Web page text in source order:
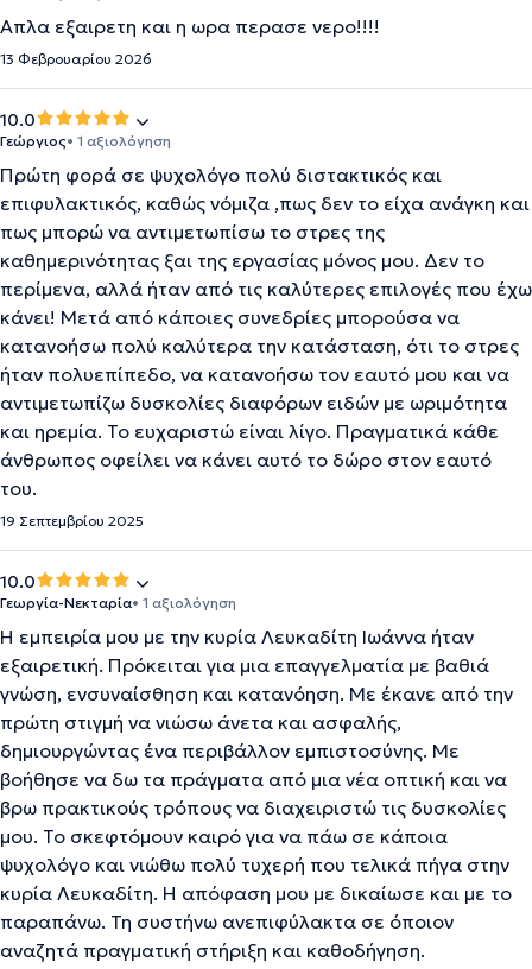
Απλα εξαιρετη και η ωρα περασε νερο!!!!
13 Φεβρουαρίου 2026
10.0
Γεώργιος• 1 αξιολόγηση
Πρώτη φορά σε ψυχολόγο πολύ διστακτικός και
επιφυλακτικός, καθώς νόμιζα ,πως δεν το είχα ανάγκη και
πως μπορώ να αντιμετωπίσω το στρες της
καθημερινότητας ξαι της εργασίας μόνος μου. Δεν το
περίμενα, αλλά ήταν από τις καλύτερες επιλογές που έχω
κάνει! Μετά από κάποιες συνεδρίες μπορούσα να
κατανοήσω πολύ καλύτερα την κατάσταση, ότι το στρες
ήταν πολυεπίπεδο, να κατανοήσω τον εαυτό μου και να
αντιμετωπίζω δυσκολίες διαφόρων ειδών με ωριμότητα
και ηρεμία. Το ευχαριστώ είναι λίγο. Πραγματικά κάθε
άνθρωπος οφείλει να κάνει αυτό το δώρο στον εαυτό
του.
19 Σεπτεμβρίου 2025
10.0
Γεωργία-Νεκταρία• 1 αξιολόγηση
Η εμπειρία μου με την κυρία Λευκαδίτη Ιωάννα ήταν
εξαιρετική. Πρόκειται για μια επαγγελματία με βαθιά
γνώση, ενσυναίσθηση και κατανόηση. Με έκανε από την
πρώτη στιγμή να νιώσω άνετα και ασφαλής,
δημιουργώντας ένα περιβάλλον εμπιστοσύνης. Με
βοήθησε να δω τα πράγματα από μια νέα οπτική και να
βρω πρακτικούς τρόπους να διαχειριστώ τις δυσκολίες
μου. Το σκεφτόμουν καιρό για να πάω σε κάποια
ψυχολόγο και νιώθω πολύ τυχερή που τελικά πήγα στην
κυρία Λευκαδίτη. Η απόφαση μου με δικαίωσε και με το
παραπάνω. Τη συστήνω ανεπιφύλακτα σε όποιον
αναζητά πραγματική στήριξη και καθοδήγηση.